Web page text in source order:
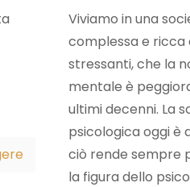
Viviamo in una
complessa e
stressanti, che la
mentale è
ultimi decenni. La
psicologica oggi è
ciò rende sempre
la figura dello